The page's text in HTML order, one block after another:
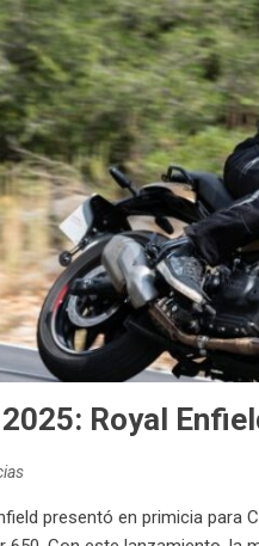
Royal
presentó en primicia para